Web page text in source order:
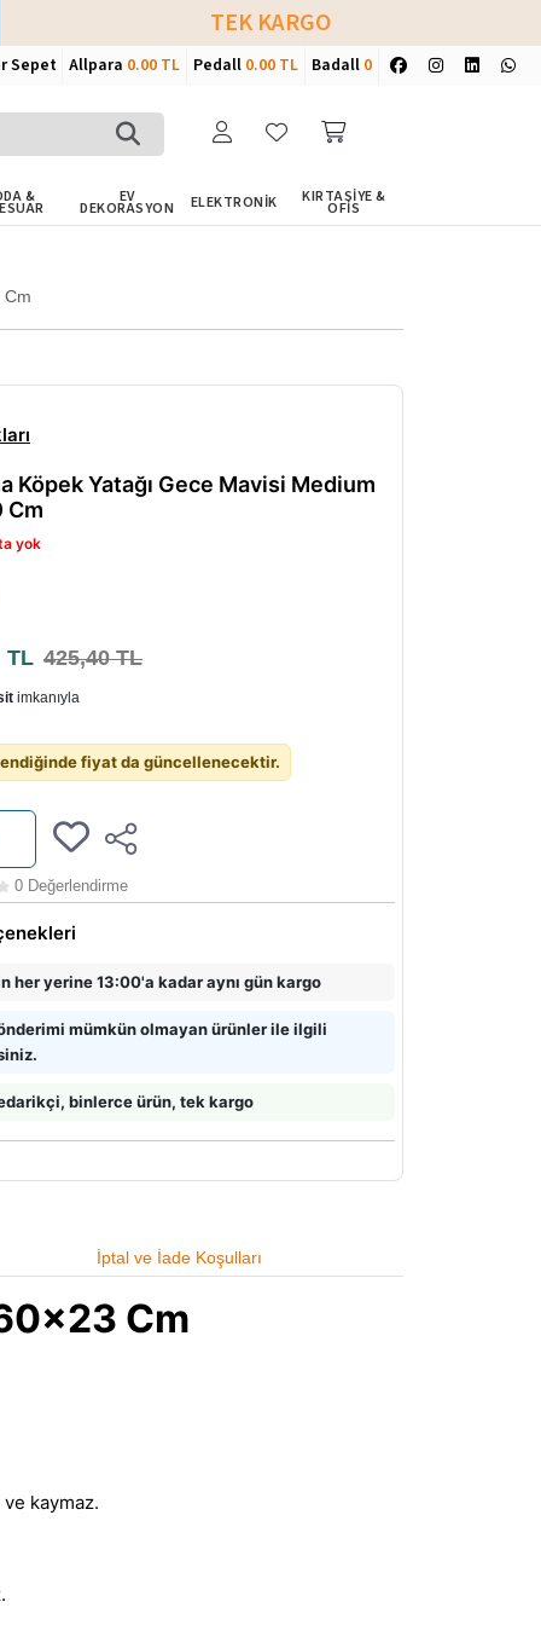
TEK KARGO
Sepet Allpara 0.00 TL Pedall 0.00 TL Badall 0
& EV
DEKORASYON ELEKTRONİK KIRTASİYE &
OFİS
Cm
Köpek Yatağı Gece Mavisi Medium
yok
TL 425,40 TL
imkanıyla
fiyat da güncellenecektir.
0 Değerlendirme
her yerine 13:00'a kadar aynı gün kargo
mümkün olmayan ürünler ile ilgili
binlerce ürün, tek kargo
İptal ve İade Koşulları
Cm
kaymaz.